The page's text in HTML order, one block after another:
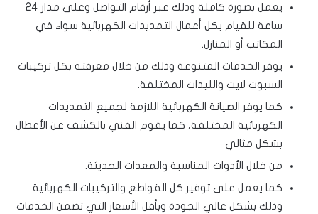
يعمل بصورة كاملة وذلك عبر أرقام التواصل وعلى مدار 24
ساعة للقيام بكل أعمال التمديدات الكهربائية سواء في
المكاتب أو المنازل.
يوفر الخدمات المتنوعة وذلك من خلال معرفته بكل تركيبات
السبوت لايت والليدات المختلفة.
كما يوفر الصيانة الكهربائية اللازمة لجميع التمديدات
الكهربائية المختلفة، كما يقوم الفني بالكشف عن الأعطال
بشكل مثالي
من خلال الأدوات المناسبة والمعدات الحديثة.
كما يعمل على توفير كل القواطع والتركيبات الكهربائية
وذلك بشكل عالي الجودة وبأقل الأسعار التي تضمن الخدمات